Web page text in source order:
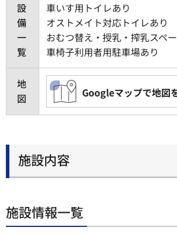
設
備
一
覧
車いす用トイレあり
オストメイト対応トイレあり
おむつ替え・授乳・搾乳スペ
車椅子利用者用駐車場あり
地
図
Googleマップで地図
施設内容
施設情報一覧